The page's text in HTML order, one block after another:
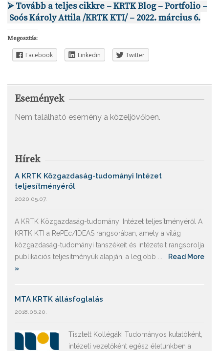
⮚ Tovább a teljes cikkre – KRTK Blog – Portfolio –
Soós Károly Attila /KRTK KTI/– 2022. március 6.
Megosztás:
Facebook Linkedin Twitter
Események
Nem található esemény a közeljövőben.
Hírek
A KRTK Közgazdaság-tudományi Intézet
teljesítményéről
2020.05.07.
A KRTK Közgazdaság-tudományi Intézet teljesítményéről A
KRTK KTI a RePEc/IDEAS rangsorában, amely a világ
közgazdaság-tudományi tanszékeit és intézeteit rangsorolja
publikációs teljesítményük alapján, a legjobb ...
Read More
»
MTA KRTK állásfoglalás
2018.06.20.
Tisztelt Kollégák! Tudományos kutatóként,
intézeti vezetőként egész életünkben a